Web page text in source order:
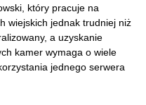
który pracuje na
wiejskich jednak trudniej niż
a uzyskanie
kamer wymaga o wiele
jednego serwera